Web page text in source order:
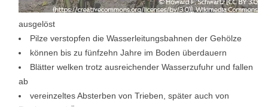
ausgelöst
Pilze verstopfen die Wasserleitungsbahnen der Gehölze
können bis zu fünfzehn Jahre im Boden überdauern
Blätter welken trotz ausreichender Wasserzufuhr und fallen
ab
vereinzeltes Absterben von Trieben, später auch von